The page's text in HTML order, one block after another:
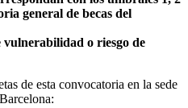
general de becas del
o riesgo de
de esta convocatoria en la sede